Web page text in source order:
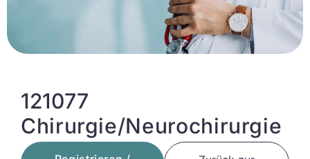
121077
Chirurgie/Neurochirurgie